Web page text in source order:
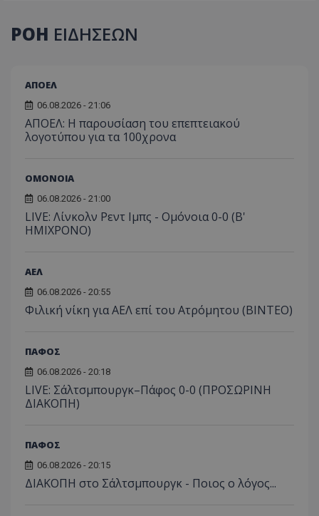
ΡΟΗ ΕΙΔΗΣΕΩΝ
ΑΠΟΕΛ
06.08.2026 - 21:06
ΑΠΟΕΛ: Η παρουσίαση του επεπτειακού
λογοτύπου για τα 100χρονα
ΟΜΟΝΟΙΑ
06.08.2026 - 21:00
LIVE: Λίνκολν Ρεντ Ιμπς - Ομόνοια 0-0 (Β'
ΗΜΙΧΡΟΝΟ)
ΑΕΛ
06.08.2026 - 20:55
Φιλική νίκη για ΑΕΛ επί του Ατρόμητου (BINTEO)
ΠΑΦΟΣ
06.08.2026 - 20:18
LIVE: Σάλτσμπουργκ–Πάφος 0-0 (ΠΡΟΣΩΡΙΝΗ
ΔΙΑΚΟΠΗ)
ΠΑΦΟΣ
06.08.2026 - 20:15
ΔΙΑΚΟΠΗ στο Σάλτσμπουργκ - Ποιος ο λόγος...